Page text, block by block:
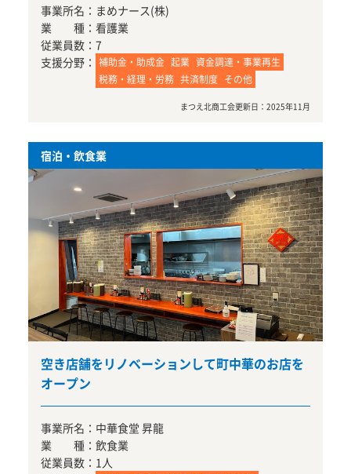
事業所名： まめナース(株)
業 種： 看護業
従業員数： 7
支援分野： 補助金・助成金 起業 資金調達・事業再生
税務・経理・労務 共済制度 その他
まつえ北商工会更新日： 2025年11月
宿泊・飲食業
空き店舗をリノベーションして町中華のお店を
オープン
事業所名： 中華食堂 昇龍
業 種： 飲食業
従業員数： 1人